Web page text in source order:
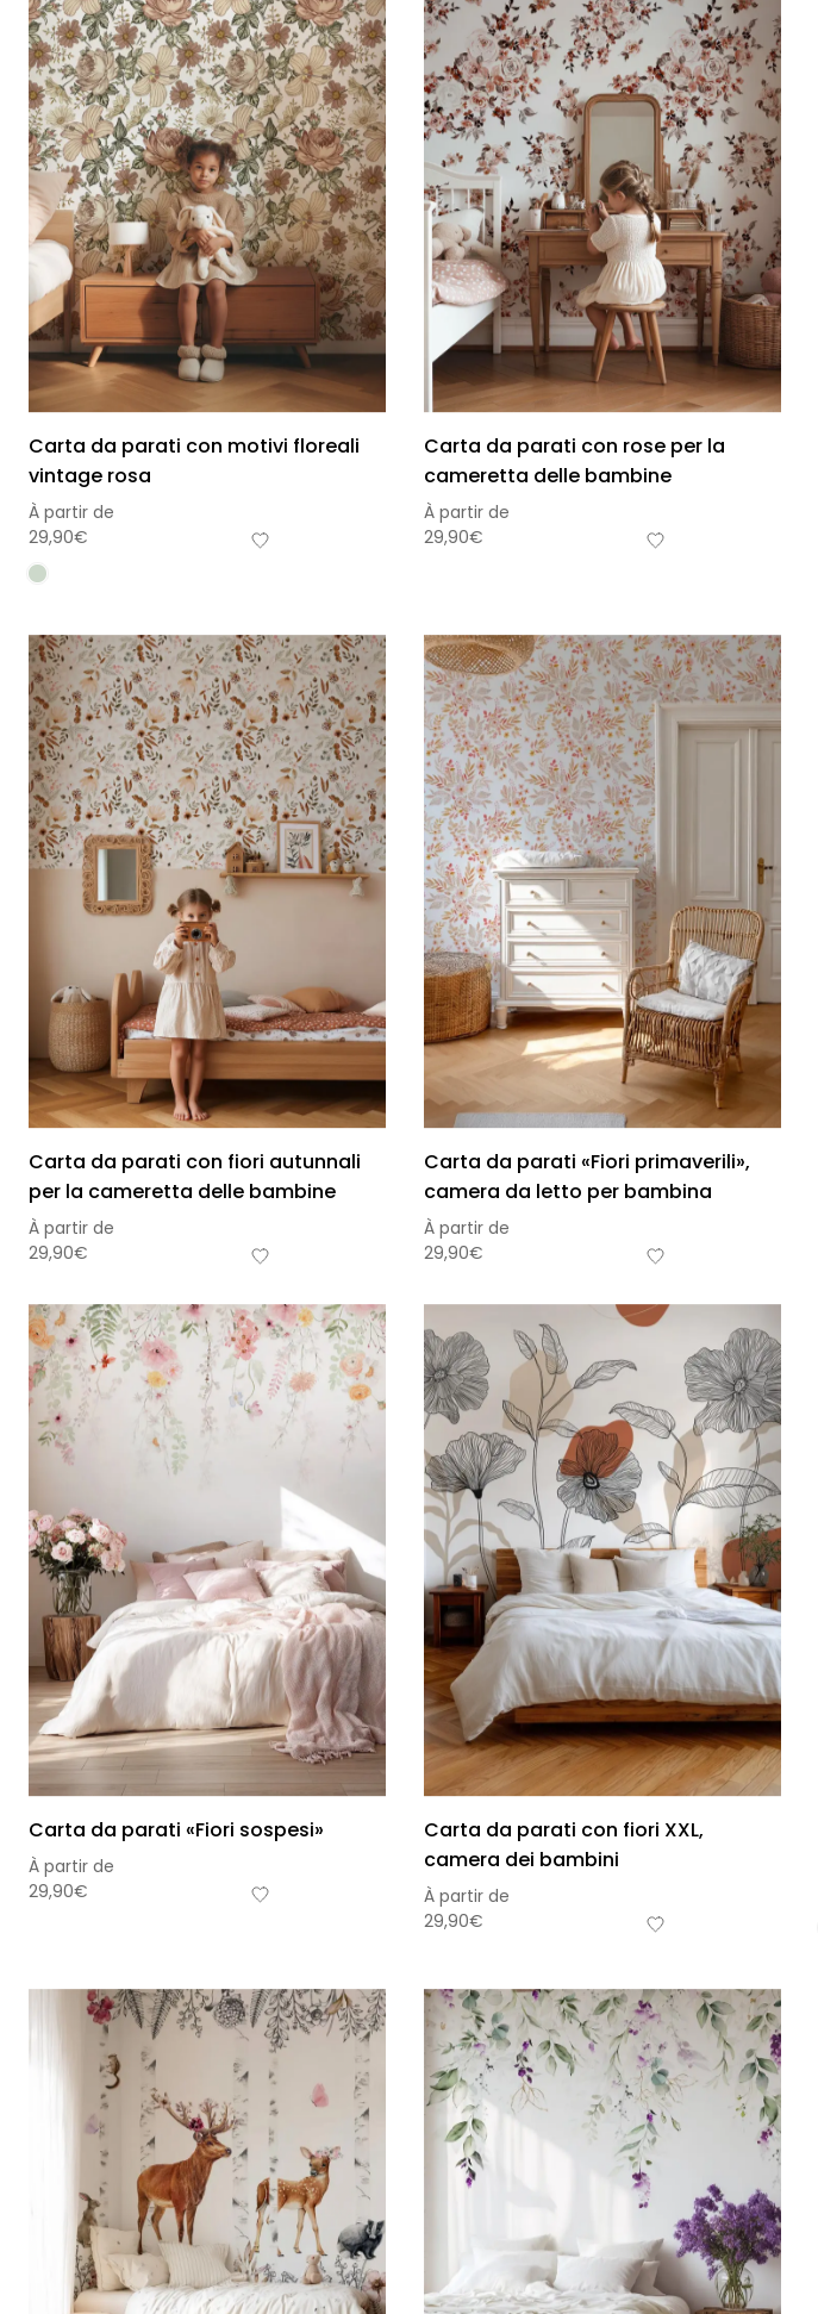
Carta da parati con motivi floreali
vintage rosa
À partir de
29,90€
Carta da parati con rose per la
cameretta delle bambine
À partir de
29,90€
Carta da parati con fiori autunnali
per la cameretta delle bambine
À partir de
29,90€
Carta da parati «Fiori primaverili»,
camera da letto per bambina
À partir de
29,90€
Carta da parati «Fiori sospesi»
À partir de
29,90€
Carta da parati con fiori XXL,
camera dei bambini
À partir de
29,90€